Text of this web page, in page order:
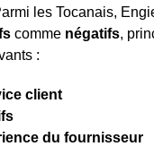
les Tocanais,
comme négatifs,
:
client
du fournisseur